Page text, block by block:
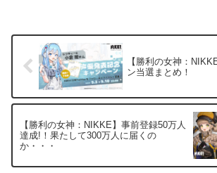
【勝利の女神：
ン当選まとめ！
【勝利の女神：NIKKE】事前登録50万人
達成!！果たして300万人に届くの
か・・・